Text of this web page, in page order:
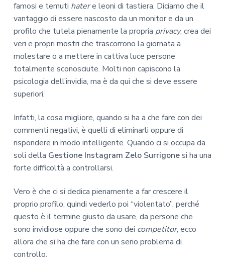
famosi e temuti hatere leoni di tastiera. Diciamo che il
vantaggio di essere nascosto da un monitor e da un
profilo che tutela pienamente la propria privacy, crea dei
veri e propri mostri che trascorrono la giornata a
molestare o a mettere in cattiva luce persone
totalmente sconosciute. Molti non capiscono la
psicologia dell’invidia, ma è da qui che si deve essere
superiori.
Infatti, la cosa migliore, quando si ha a che fare con dei
commenti negativi, è quelli di eliminarli oppure di
rispondere in modo intelligente. Quando ci si occupa da
soli della Gestione Instagram Zelo Surrigonesi ha una
forte difficoltà a controllarsi.
Vero è che ci si dedica pienamente a far crescere il
proprio profilo, quindi vederlo poi “violentato”, perché
questo è il termine giusto da usare, da persone che
sono invidiose oppure che sono dei competitor, ecco
allora che si ha che fare con un serio problema di
controllo.